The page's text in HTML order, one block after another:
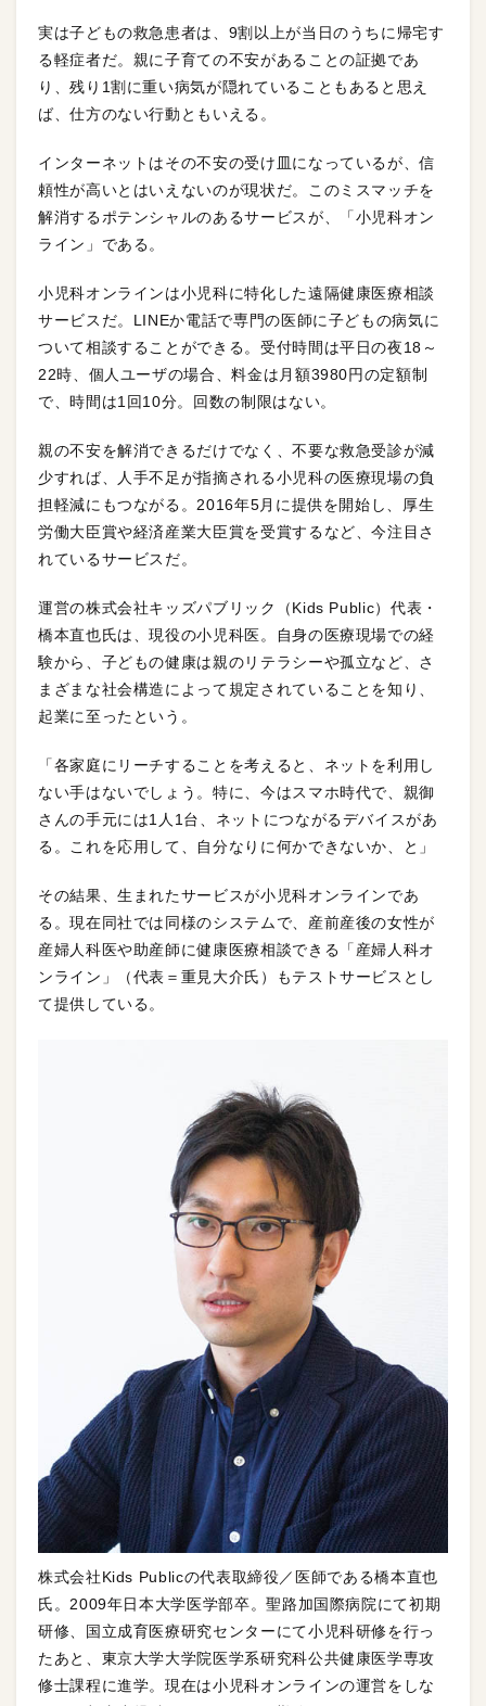
実は子どもの救急患者は、9割以上が当日のうちに帰宅す
る軽症者だ。親に子育ての不安があることの証拠であ
り、残り1割に重い病気が隠れていることもあると思え
ば、仕方のない行動ともいえる。
インターネットはその不安の受け皿になっているが、信
頼性が高いとはいえないのが現状だ。このミスマッチを
解消するポテンシャルのあるサービスが、「小児科オン
ライン」である。
小児科オンラインは小児科に特化した遠隔健康医療相談
サービスだ。LINEか電話で専門の医師に子どもの病気に
ついて相談することができる。受付時間は平日の夜18～
22時、個人ユーザの場合、料金は月額3980円の定額制
で、時間は1回10分。回数の制限はない。
親の不安を解消できるだけでなく、不要な救急受診が減
少すれば、人手不足が指摘される小児科の医療現場の負
担軽減にもつながる。2016年5月に提供を開始し、厚生
労働大臣賞や経済産業大臣賞を受賞するなど、今注目さ
れているサービスだ。
運営の株式会社キッズパブリック（Kids Public）代表・
橋本直也氏は、現役の小児科医。自身の医療現場での経
験から、子どもの健康は親のリテラシーや孤立など、さ
まざまな社会構造によって規定されていることを知り、
起業に至ったという。
「各家庭にリーチすることを考えると、ネットを利用し
ない手はないでしょう。特に、今はスマホ時代で、親御
さんの手元には1人1台、ネットにつながるデバイスがあ
る。これを応用して、自分なりに何かできないか、と」
その結果、生まれたサービスが小児科オンラインであ
る。現在同社では同様のシステムで、産前産後の女性が
産婦人科医や助産師に健康医療相談できる「産婦人科オ
ンライン」（代表＝重見大介氏）もテストサービスとし
て提供している。
株式会社Kids Publicの代表取締役／医師である橋本直也
氏。2009年日本大学医学部卒。聖路加国際病院にて初期
研修、国立成育医療研究センターにて小児科研修を行っ
たあと、東京大学大学院医学系研究科公共健康医学専攻
修士課程に進学。現在は小児科オンラインの運営をしな